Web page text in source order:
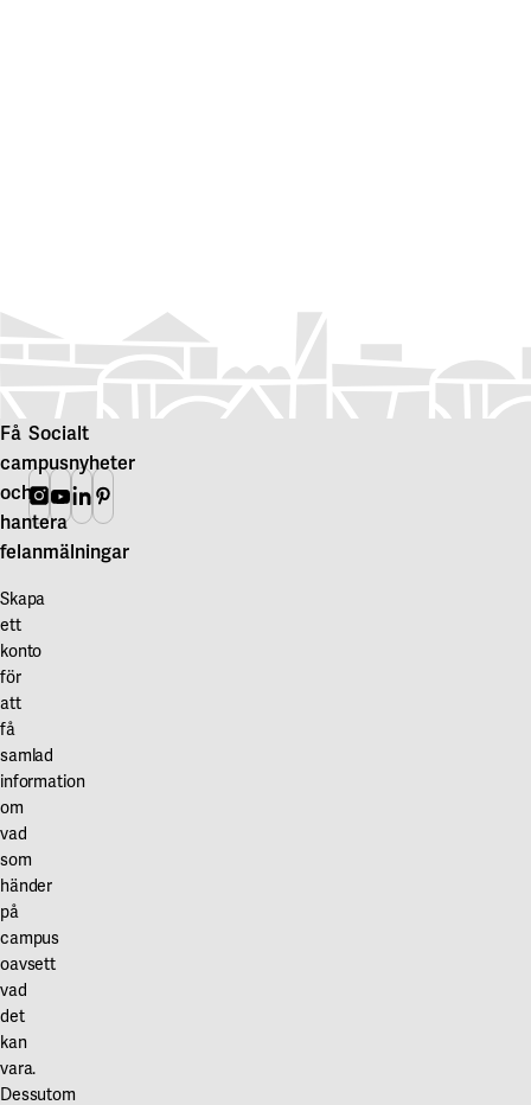
Få
campusnyheter
och
hantera
felanmälningar
Skapa
ett
konto
för
att
få
samlad
information
om
vad
som
händer
på
campus
oavsett
vad
det
kan
vara.
Dessutom
Socialt
Instagram
Youtube
Linkedin
Pinterest